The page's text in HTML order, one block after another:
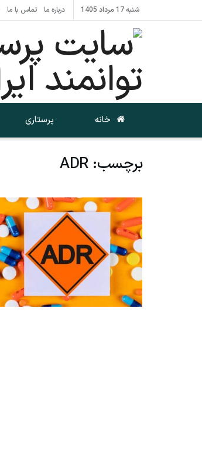
شنبه 17 مرداد 1405 درباره ما تماس با ما
خانه پرستاری
برچسب:ADR